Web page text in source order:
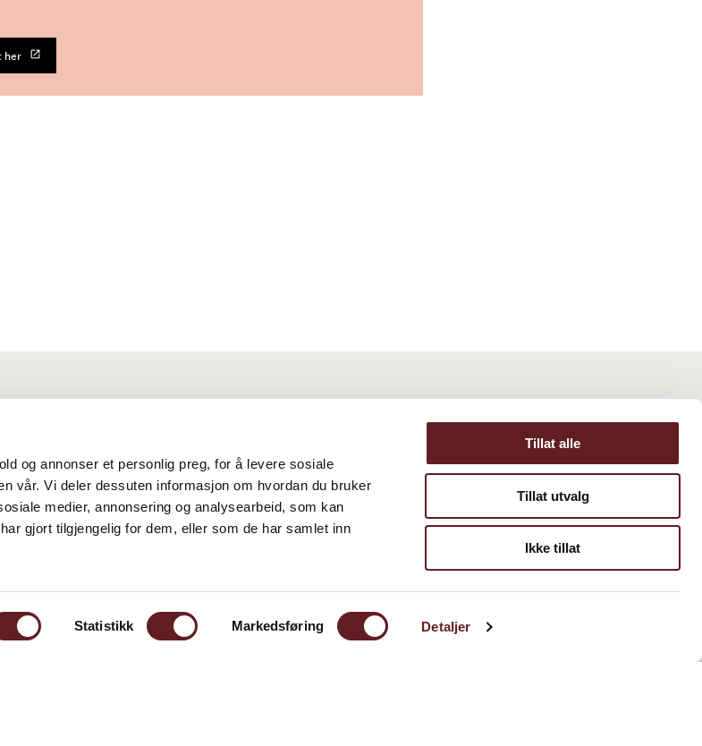
og annonser et personlig preg, for å levere sosiale
vår. Vi deler dessuten informasjon om hvordan du bruker
medier, annonsering og analysearbeid, som kan
gjort tilgjengelig for dem, eller som de har samlet inn
Statistikk Markedsføring Detaljer
Tillat alle
Tillat utvalg
Ikke tillat
her